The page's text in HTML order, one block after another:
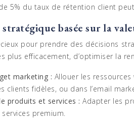
5% du taux de rétention client
basée sur la
pour prendre des décisions
plus efficacement, d’optimiser la
marketing : Allouer les
clients fidèles, ou dans l’email
produits et services : Adapter les
premium.